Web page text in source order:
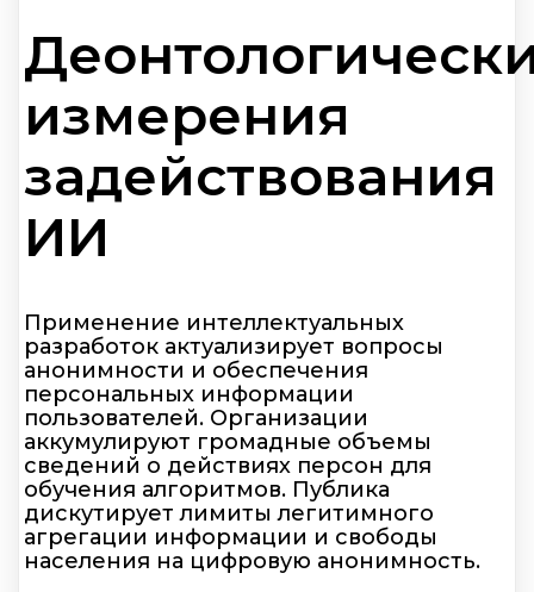
измерения
задействования
ИИ
Применение интеллектуальных
разработок актуализирует вопросы
анонимности и обеспечения
персональных информации
пользователей. Организации
аккумулируют громадные объемы
сведений о действиях персон для
обучения алгоритмов. Публика
дискутирует лимиты легитимного
агрегации информации и свободы
населения на цифровую анонимность.